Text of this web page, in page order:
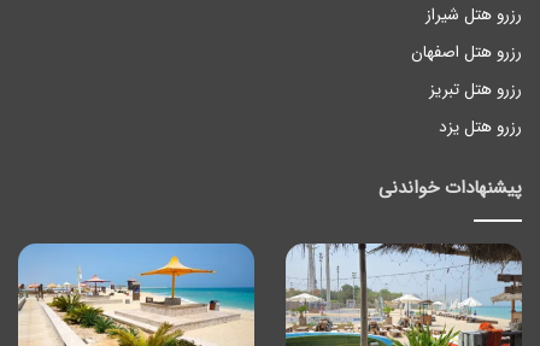
رزرو هتل شیراز
رزرو هتل اصفهان
رزرو هتل تبریز
رزرو هتل یزد
پیشنهادات خواندنی